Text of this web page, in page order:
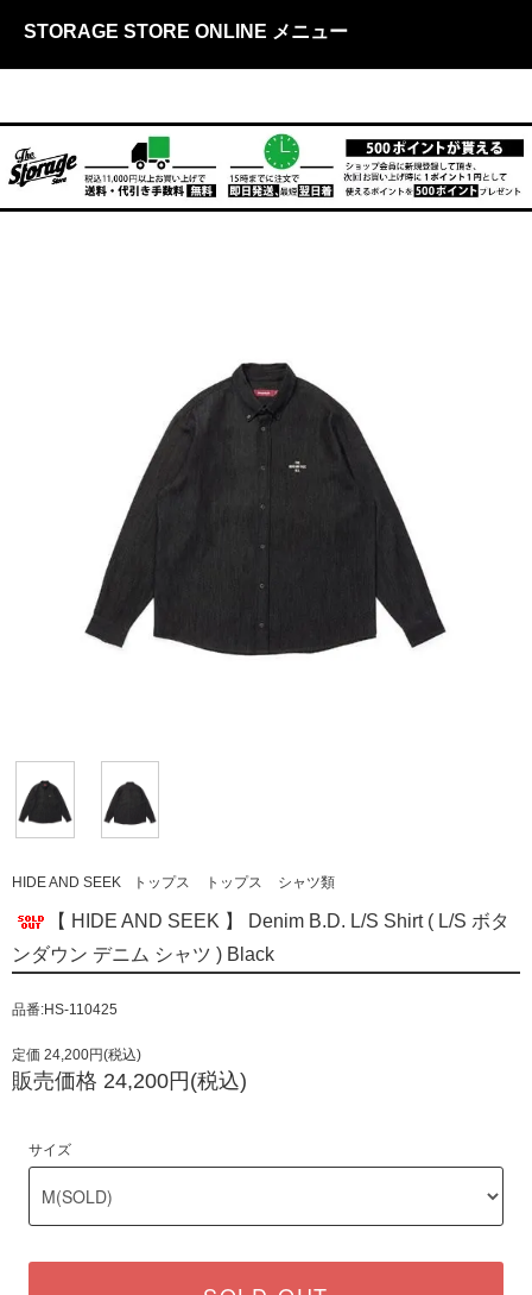
STORAGE STORE ONLINE メニュー
HIDE AND SEEK トップス トップス シャツ類
【 HIDE AND SEEK 】 Denim B.D. L/S Shirt ( L/S ボタ
ンダウン デニム シャツ ) Black
品番:HS-110425
定価 24,200円(税込)
販売価格 24,200円(税込)
サイズ